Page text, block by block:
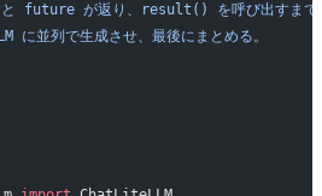
と future が返り、result() を呼び出すまで
に並列で生成させ、最後にまとめる。